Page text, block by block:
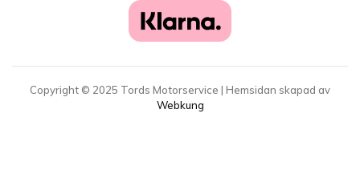
Copyright © 2025 Tords Motorservice | Hemsidan skapad av
Webkung